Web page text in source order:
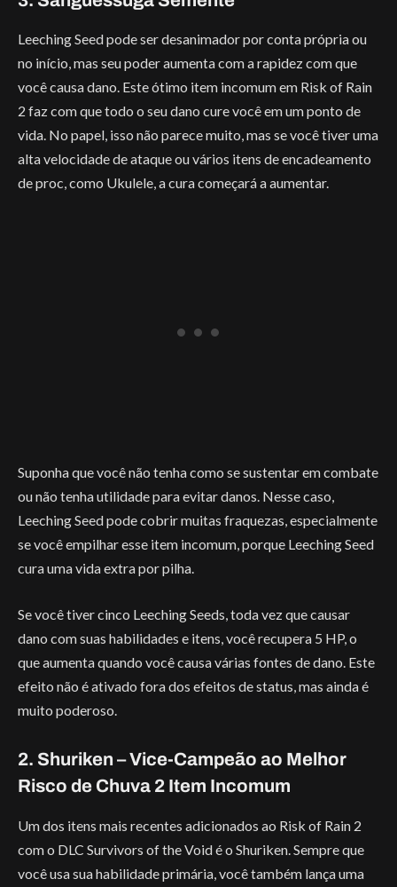
Leeching Seed pode ser desanimador por conta própria ou
no início, mas seu poder aumenta com a rapidez com que
você causa dano. Este ótimo item incomum em Risk of Rain
2 faz com que todo o seu dano cure você em um ponto de
vida. No papel, isso não parece muito, mas se você tiver uma
alta velocidade de ataque ou vários itens de encadeamento
de proc, como Ukulele, a cura começará a aumentar.
Suponha que você não tenha como se sustentar em combate
ou não tenha utilidade para evitar danos. Nesse caso,
Leeching Seed pode cobrir muitas fraquezas, especialmente
se você empilhar esse item incomum, porque Leeching Seed
cura uma vida extra por pilha.
Se você tiver cinco Leeching Seeds, toda vez que causar
dano com suas habilidades e itens, você recupera 5 HP, o
que aumenta quando você causa várias fontes de dano. Este
efeito não é ativado fora dos efeitos de status, mas ainda é
muito poderoso.
2. Shuriken – Vice-Campeão ao Melhor
Risco de Chuva 2 Item Incomum
Um dos itens mais recentes adicionados ao Risk of Rain 2
com o DLC Survivors of the Void é o Shuriken. Sempre que
você usa sua habilidade primária, você também lança uma